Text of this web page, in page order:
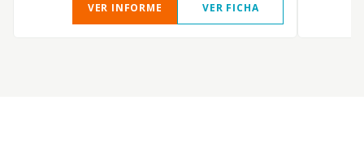
VER INFORME VER FICHA